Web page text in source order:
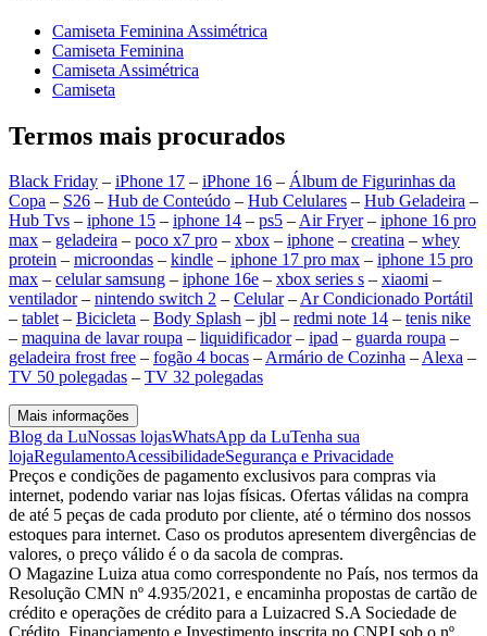
Camiseta Feminina Assimétrica
Camiseta Feminina
Camiseta Assimétrica
Camiseta
Termos mais procurados
Black Friday – iPhone 17 – iPhone 16 – Álbum de Figurinhas da
Copa – S26 – Hub de Conteúdo – Hub Celulares – Hub Geladeira –
Hub Tvs – iphone 15 – iphone 14 – ps5 –Air Fryer– iphone 16 pro
max – geladeira – poco x7 pro – xbox – iphone – creatina – whey
protein – microondas – kindle – iphone 17 pro max – iphone 15 pro
max – celular samsung – iphone 16e – xbox series s – xiaomi –
ventilador– nintendo switch 2 – Celular–Ar Condicionado Portátil
– tablet– Bicicleta – Body Splash – jbl – redmi note 14 – tenis nike
– maquina de lavar roupa – liquidificador– ipad – guarda roupa –
geladeira frost free – fogão 4 bocas –Armário de Cozinha –Alexa –
TV 50 polegadas – TV 32 polegadas
Mais informações
Blog da LuNossas lojasWhatsApp da LuTenha sua
lojaRegulamentoAcessibilidadeSegurança e Privacidade
Preços e condições de pagamento exclusivos para compras via
internet, podendo variar nas lojas físicas. Ofertas válidas na compra
de até 5 peças de cada produto por cliente, até o término dos nossos
estoques para internet. Caso os produtos apresentem divergências de
valores, o preço válido é o da sacola de compras.
O Magazine Luiza atua como correspondente no País, nos termos da
Resolução CMN nº 4.935/2021, e encaminha propostas de cartão de
crédito e operações de crédito para a Luizacred S.A Sociedade de